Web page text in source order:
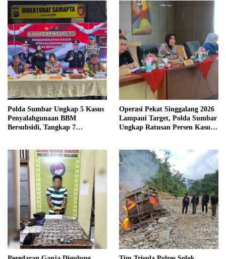
Polda Sumbar Ungkap 5 Kasus
Penyalahgunaan BBM
Bersubsidi, Tangkap 7
Operasi Pekat Singgalang 2026
Lampaui Target, Polda Sumbar
Ungkap Ratusan Persen Kasus